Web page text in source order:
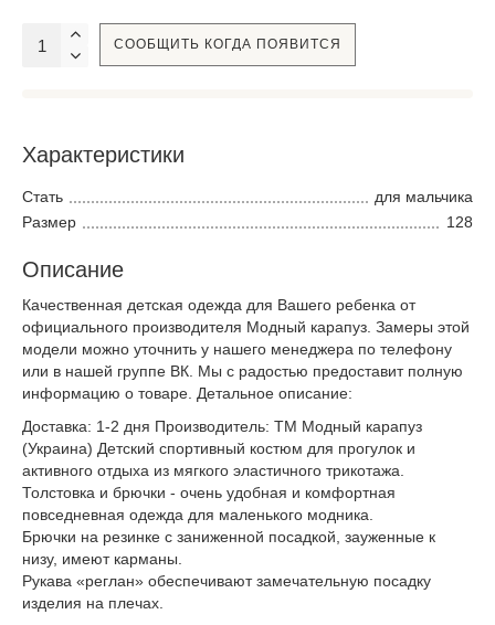
СООБЩИТЬ КОГДА ПОЯВИТСЯ
Характеристики
Стать
для мальчика
Размер
128
Описание
Качественная детская одежда для Вашего ребенка от
официального производителя Модный карапуз. Замеры этой
модели можно уточнить у нашего менеджера по телефону
или в нашей группе ВК. Мы с радостью предоставит полную
информацию о товаре. Детальное описание:
Доставка: 1-2 дня Производитель: ТМ Модный карапуз
(Украина) Детский спортивный костюм для прогулок и
активного отдыха из мягкого эластичного трикотажа.
Толстовка и брючки - очень удобная и комфортная
повседневная одежда для маленького модника.
Брючки на резинке с заниженной посадкой, зауженные к
низу, имеют карманы.
Рукава «реглан» обеспечивают замечательную посадку
изделия на плечах.